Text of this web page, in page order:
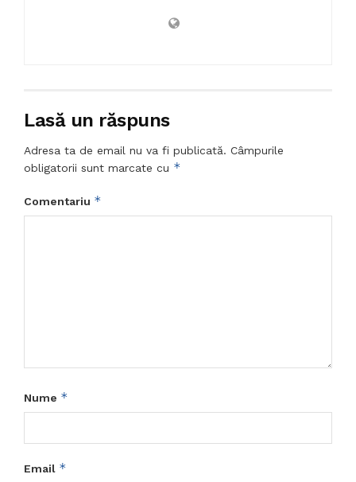
Lasă un răspuns
Adresa ta de email nu va fi publicată. Câmpurile
obligatorii sunt marcate cu *
Comentariu *
Nume *
Email *